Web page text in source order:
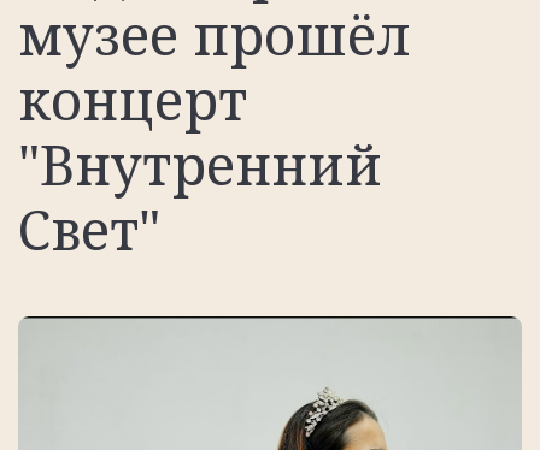
музее прошёл
концерт
"Внутренний
Свет"